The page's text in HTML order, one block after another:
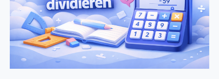
Schritt-
für-
Schritt
Anleitung